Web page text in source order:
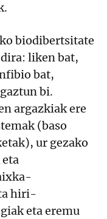
biodibertsitate
liken bat,
bat,
bi.
argazkiak ere
(baso
ur gezako
hiri-
eta eremu